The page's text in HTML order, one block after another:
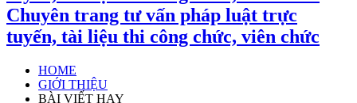
Chuyên trang tư vấn pháp luật trực
tuyến, tài liệu thi công chức, viên chức
HOME
GIỚI THIỆU
BÀI VIẾT HAY